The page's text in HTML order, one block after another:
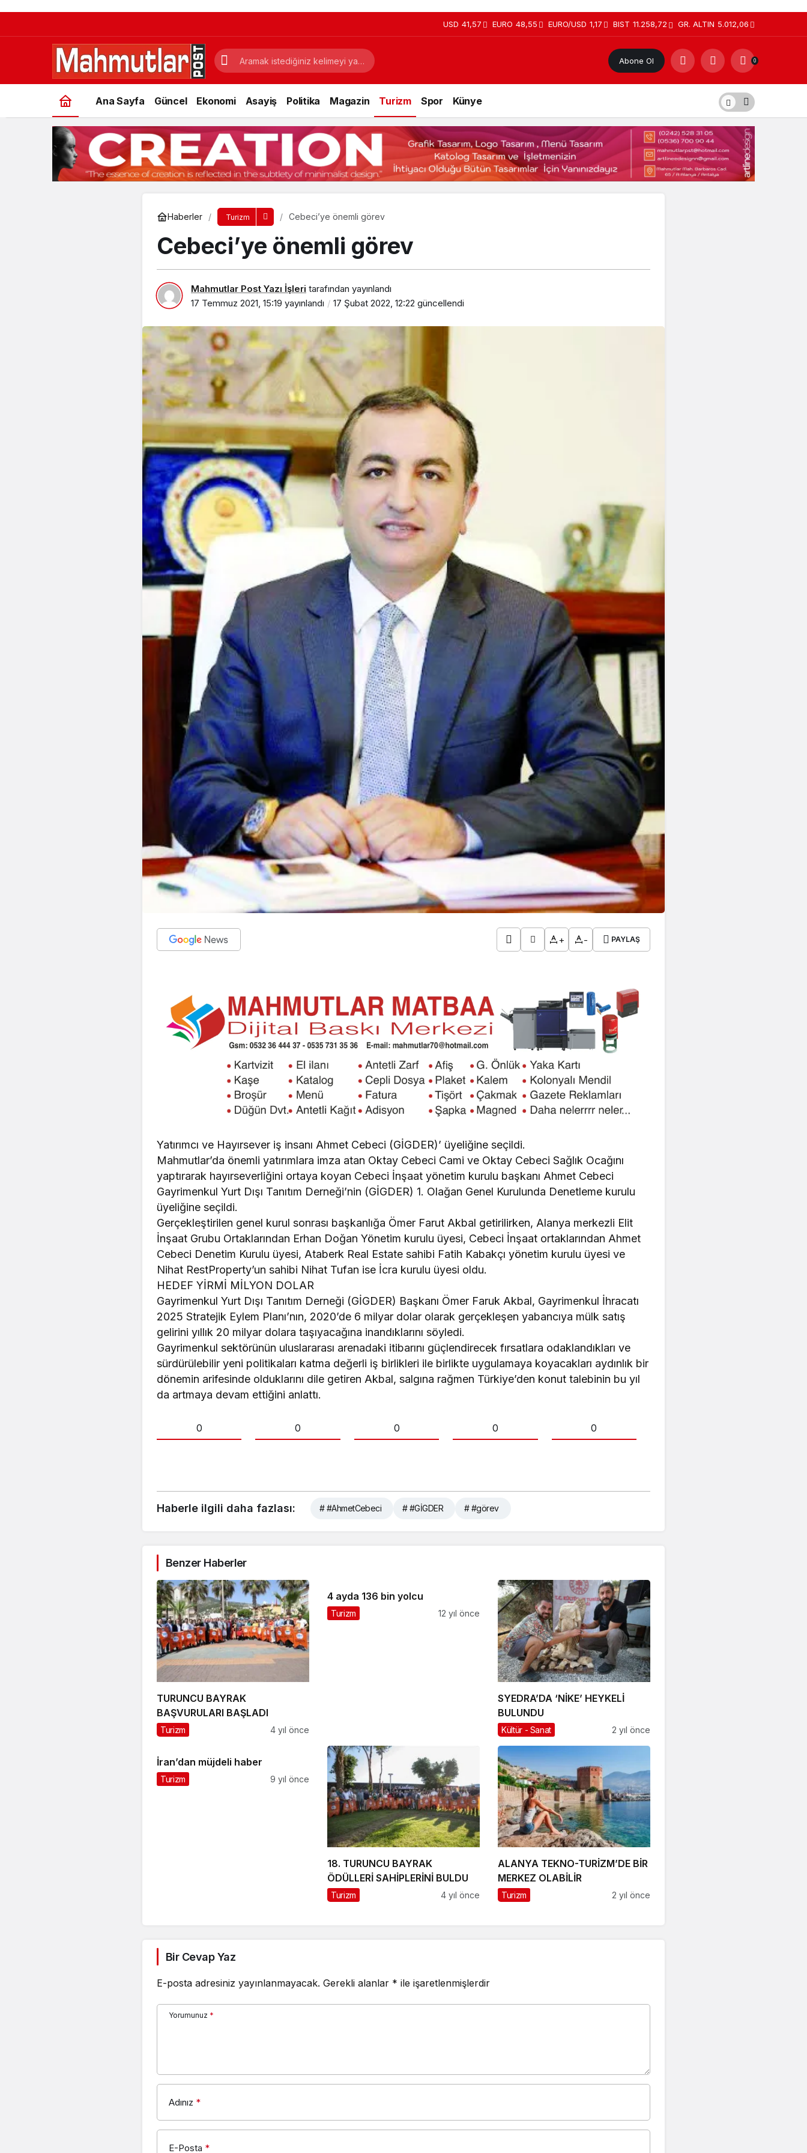
USD 41,57 EURO 48,55 EURO/USD 1,17 BIST 11.258,72 GR. ALTIN 5.012,06
Abone Ol 0
Ana Sayfa Güncel Ekonomi Asayiş Politika Magazin Turizm Spor Künye
Haberler Turizm Cebeci’ye önemli görev
Cebeci’ye önemli görev
Mahmutlar Post Yazı İşleri tarafından yayınlandı
17 Temmuz 2021, 15:19 yayınlandı 17 Şubat 2022, 12:22 güncellendi
+ - PAYLAŞ
Yatırımcı ve Hayırsever iş insanı Ahmet Cebeci (GİGDER)’ üyeliğine seçildi.
Mahmutlar’da önemli yatırımlara imza atan Oktay Cebeci Cami ve Oktay Cebeci Sağlık Ocağını
yaptırarak hayırseverliğini ortaya koyan Cebeci İnşaat yönetim kurulu başkanı Ahmet Cebeci
Gayrimenkul Yurt Dışı Tanıtım Derneği’nin (GİGDER) 1. Olağan Genel Kurulunda Denetleme kurulu
üyeliğine seçildi.
Gerçekleştirilen genel kurul sonrası başkanlığa Ömer Farut Akbal getirilirken, Alanya merkezli Elit
İnşaat Grubu Ortaklarından Erhan Doğan Yönetim kurulu üyesi, Cebeci İnşaat ortaklarından Ahmet
Cebeci Denetim Kurulu üyesi, Ataberk Real Estate sahibi Fatih Kabakçı yönetim kurulu üyesi ve
Nihat RestProperty’un sahibi Nihat Tufan ise İcra kurulu üyesi oldu.
HEDEF YİRMİ MİLYON DOLAR
Gayrimenkul Yurt Dışı Tanıtım Derneği (GİGDER) Başkanı Ömer Faruk Akbal, Gayrimenkul İhracatı
2025 Stratejik Eylem Planı’nın, 2020’de 6 milyar dolar olarak gerçekleşen yabancıya mülk satış
gelirini yıllık 20 milyar dolara taşıyacağına inandıklarını söyledi.
Gayrimenkul sektörünün uluslararası arenadaki itibarını güçlendirecek fırsatlara odaklandıkları ve
sürdürülebilir yeni politikaları katma değerli iş birlikleri ile birlikte uygulamaya koyacakları aydınlık bir
dönemin arifesinde olduklarını dile getiren Akbal, salgına rağmen Türkiye’den konut talebinin bu yıl
da artmaya devam ettiğini anlattı.
0 0 0 0 0
Haberle ilgili daha fazlası: # #AhmetCebeci # #GİGDER # #görev
Benzer Haberler
TURUNCU BAYRAK
BAŞVURULARI BAŞLADI
Turizm 4 yıl önce
4 ayda 136 bin yolcu
Turizm 12 yıl önce
SYEDRA’DA ‘NİKE’ HEYKELİ
BULUNDU
Kültür - Sanat 2 yıl önce
İran’dan müjdeli haber
Turizm 9 yıl önce
18. TURUNCU BAYRAK
ÖDÜLLERİ SAHİPLERİNİ BULDU
Turizm 4 yıl önce
ALANYA TEKNO-TURİZM’DE BİR
MERKEZ OLABİLİR
Turizm 2 yıl önce
Bir Cevap Yaz
E-posta adresiniz yayınlanmayacak. Gerekli alanlar * ile işaretlenmişlerdir
Yorumunuz *
Adınız *
E-Posta *